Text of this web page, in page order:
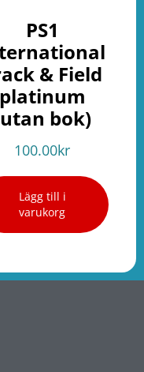
PS1
& Field
platinum
bok)
100.00kr
Lägg till i
varukorg